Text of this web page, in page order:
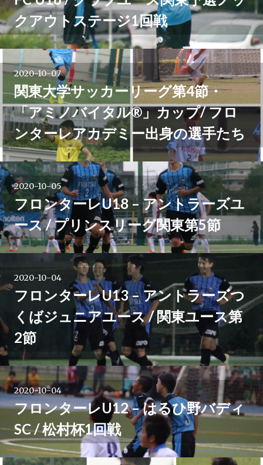
クアウトステージ1回戦
2020-10-07
関東大学サッカーリーグ第4節・
「アミノバイタル®」カップ/ フロ
ンターレアカデミー出身の選手たち
2020-10-05
フロンターレU18 – アントラーズユ
ース / プリンスリーグ関東第5節
2020-10-04
フロンターレU13 – アントラーズつ
くばジュニアユース / 関東ユース第
2節
2020-10-04
フロンターレU12 – はるひ野バディ
SC / 松村杯1回戦